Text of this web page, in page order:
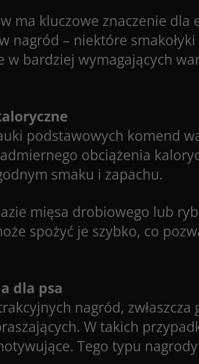
ma kluczowe znaczenie dla
nagród – niektóre
bardziej wymagających
podstawowych komend
obciążenia
smaku i zapachu.
mięsa drobiowego lub
spożyć je szybko, co
dla psa
nagród,
W takich
Tego typu